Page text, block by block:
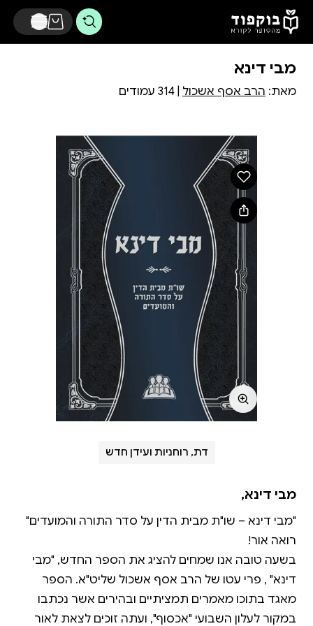
דלג לתוכן הראשי
מבי דינא
מאת: הרב אסף אשכול | 314 עמודים
דת, רוחניות ועידן חדש
מבי דינא,
"מבי דינא – שו"ת מבית הדין על סדר התורה והמועדים"
בשעה טובה אנו שמחים להציג את הספר החדש, "מבי
דינא" , פרי עטו של הרב אסף אשכול שליט"א. הספר
מאגד בתוכו מאמרים תמציתיים ובהירים אשר נכתבו
במקור לעלון השבועי "אכסוף", ועתה זוכים לצאת לאור